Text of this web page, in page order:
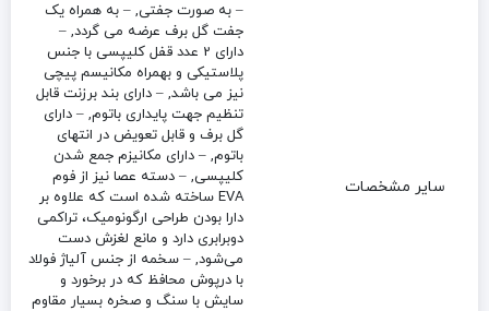
سایر مشخصات
– به صورت جفتی, – به همراه یک
جفت گل برف عرضه می گردد, –
دارای 2 عدد قفل کلیپسی با جنس
پلاستیکی و بهمراه مکانیسم پیچی
نیز می باشد, – دارای بند برزنت قابل
تنظیم جهت پایداری باتوم, – دارای
گل برف و قابل تعویض در انتهای
باتوم, – دارای مکانیزم جمع شدن
کلیپسی, – دسته عصا نیز از فوم
EVA ساخته شده است که علاوه بر
دارا بودن طراحی ارگونومیک، تراکمی
دوبرابری دارد و مانع لغزش دست
می‌شود, – سخمه از جنس آلیاژ فولاد
با درپوش محافظ که در برخورد و
سایش با سنگ و صخره بسیار مقاوم